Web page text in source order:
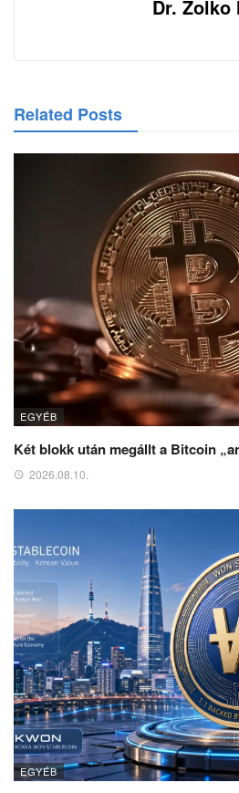
Dr. Zolko
Related Posts
EGYÉB
Két blokk után megállt a Bitcoin
2026.08.10.
EGYÉB